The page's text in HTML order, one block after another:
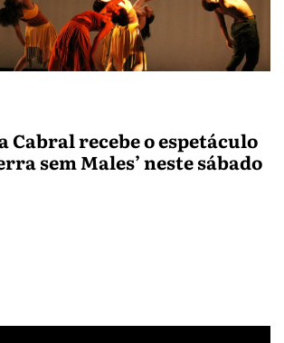
Cabral recebe o espetáculo
sem Males’ neste sábado